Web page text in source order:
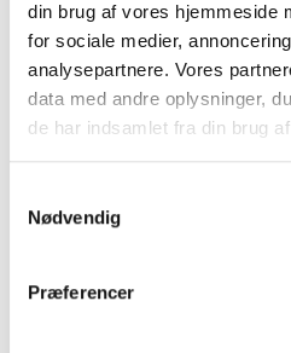
din brug af vores hjemmeside
for sociale medier,
analysepartnere. Vores
data med andre oplysninger,
de har indsamlet fra din brug
Nødvendig
Præferencer
Arrangementet er støttet af
Fonden og Skive Kommune